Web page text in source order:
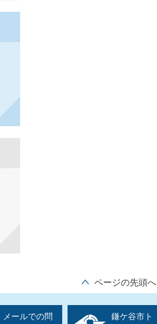
ページの先頭へ
メールでの問 鎌ケ谷市ト